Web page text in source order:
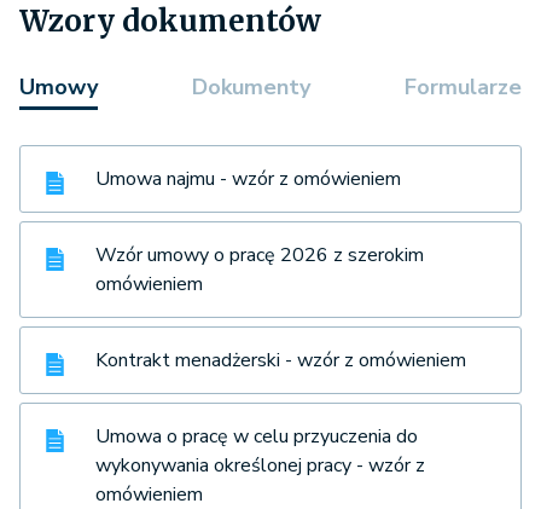
Wzory dokumentów
Umowy Dokumenty Formularze
Umowa najmu - wzór z omówieniem
Wzór umowy o pracę 2026 z szerokim
omówieniem
Kontrakt menadżerski - wzór z omówieniem
Umowa o pracę w celu przyuczenia do
wykonywania określonej pracy - wzór z
omówieniem